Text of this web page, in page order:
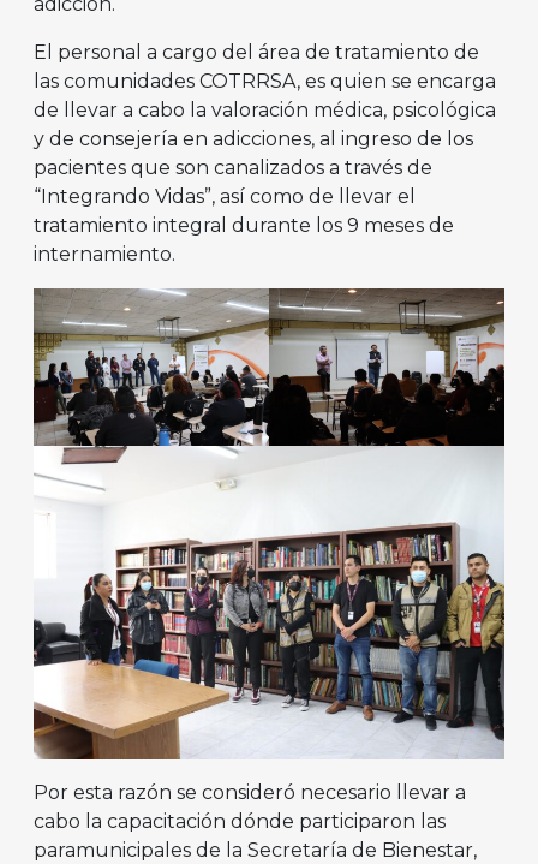
El personal a cargo del área de tratamiento de
las comunidades COTRRSA, es quien se encarga
de llevar a cabo la valoración médica, psicológica
y de consejería en adicciones, al ingreso de los
pacientes que son canalizados a través de
“Integrando Vidas”, así como de llevar el
tratamiento integral durante los 9 meses de
internamiento.
Por esta razón se consideró necesario llevar a
cabo la capacitación dónde participaron las
paramunicipales de la Secretaría de Bienestar,